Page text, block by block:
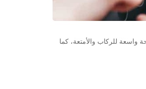
هو الخيار الأمثل. توفر هذه السيارة مساحة واسعة للركاب والأمتعة، كما